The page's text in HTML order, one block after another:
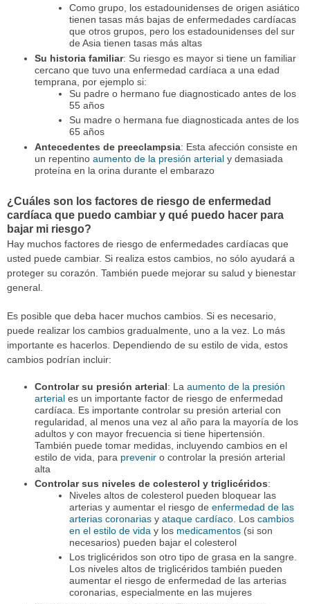
Como grupo, los estadounidenses de origen asiático
tienen tasas más bajas de enfermedades cardíacas
que otros grupos, pero los estadounidenses del sur
de Asia tienen tasas más altas
Su historia familiar: Su riesgo es mayor si tiene un familiar
cercano que tuvo una enfermedad cardíaca a una edad
temprana, por ejemplo si:
Su padre o hermano fue diagnosticado antes de los
55 años
Su madre o hermana fue diagnosticada antes de los
65 años
Antecedentes de preeclampsia: Esta afección consiste en
un repentino aumento de la presión arterialy demasiada
proteína en la orina durante el embarazo
¿Cuáles son los factores de riesgo de enfermedad
cardíaca que puedo cambiar y qué puedo hacer para
bajar mi riesgo?
Hay muchos factores de riesgo de enfermedades cardíacas que
usted puede cambiar. Si realiza estos cambios, no sólo ayudará a
proteger su corazón. También puede mejorar su salud y bienestar
general.
Es posible que deba hacer muchos cambios. Si es necesario,
puede realizar los cambios gradualmente, uno a la vez. Lo más
importante es hacerlos. Dependiendo de su estilo de vida, estos
cambios podrían incluir:
Controlar su presión arterial: La aumento de la presión
arteriales un importante factor de riesgo de enfermedad
cardíaca. Es importante controlar su presión arterial con
regularidad, al menos una vez al año para la mayoría de los
adultos y con mayor frecuencia si tiene hipertensión.
También puede tomar medidas, incluyendo cambios en el
estilo de vida, para preveniro controlar la presión arterial
alta
Controlar sus niveles de colesterol y triglicéridos:
Niveles altos de colesterol pueden bloquear las
arterias y aumentar el riesgo de enfermedad de las
arterias coronariasy ataque cardíaco. Los cambios
en el estilo de viday los medicamentos(si son
necesarios) pueden bajar el colesterol
Los triglicéridos son otro tipo de grasa en la sangre.
Los niveles altos de triglicéridos también pueden
aumentar el riesgo de enfermedad de las arterias
coronarias, especialmente en las mujeres